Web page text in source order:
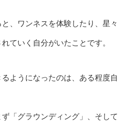
、ワンネスを体験したり、星
ていく自分がいたことです。
ようになったのは、ある程度
「グラウンディング」、そし